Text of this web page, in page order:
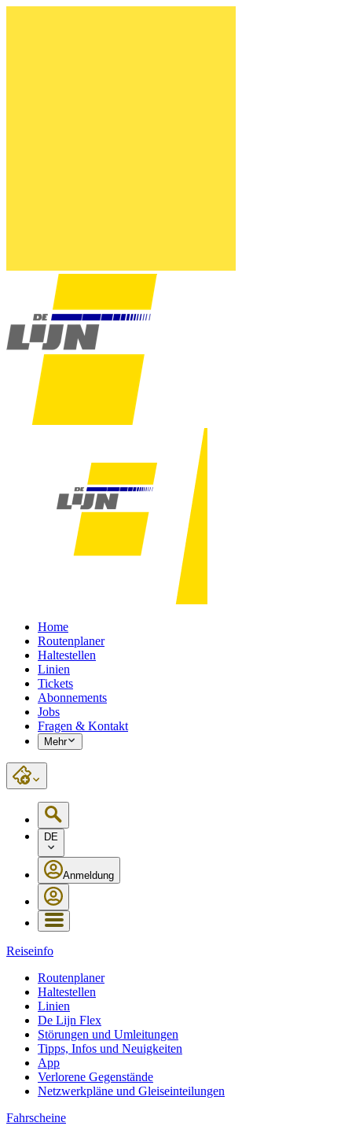
Home
Routenplaner
Haltestellen
Linien
Tickets
Abonnements
Jobs
Fragen & Kontakt
Mehr
DE
Anmeldung
Reiseinfo
Routenplaner
Haltestellen
Linien
De Lijn Flex
Störungen und Umleitungen
Tipps, Infos und Neuigkeiten
App
Verlorene Gegenstände
Netzwerkpläne und Gleiseinteilungen
Fahrscheine